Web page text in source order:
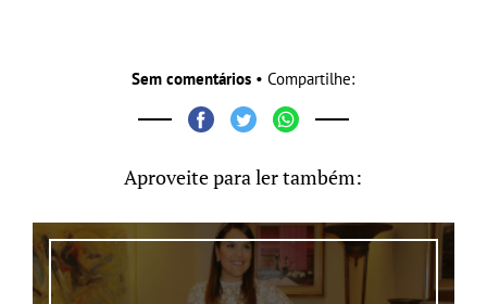
Sem comentários • Compartilhe:
Aproveite para ler também: